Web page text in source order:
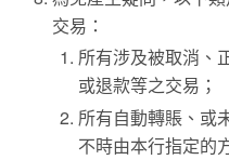
交易：
所有涉及被取消、
或退款等之交易；
所有自動轉賬、或
不時由本行指定的